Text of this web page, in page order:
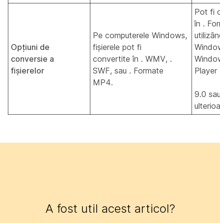
Opțiuni de
conversie a
fișierelor
Pe computerele Windows,
fișierele pot fi
convertite în . WMV, .
SWF, sau . Formate
MP4.
Pot fi
în .
Player
9.0
A fost util acest articol?